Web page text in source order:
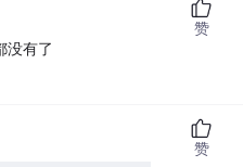
没有了
赞
赞